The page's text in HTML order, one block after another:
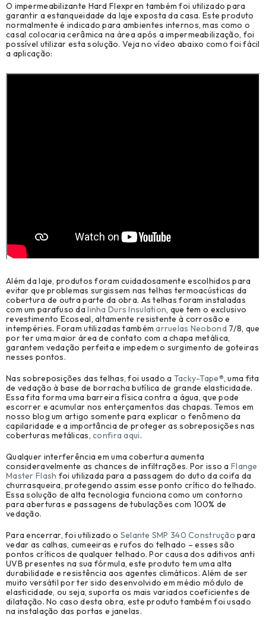
O impermeabilizante Hard Flexpren também foi utilizado para
garantir a estanqueidade da laje exposta da casa. Este produto
normalmente é indicado para ambientes internos, mas como o
casal colocaria cerâmica na área após a impermeabilização, foi
possível utilizar esta solução. Veja no vídeo abaixo como foi fácil
a aplicação:
Além da laje, produtos foram cuidadosamente escolhidos para
evitar que problemas surgissem nas telhas termoacústicas da
cobertura de outra parte da obra. As telhas foram instaladas
com um parafuso dalinha Durs Insulation, que tem o exclusivo
revestimento Ecoseal, altamente resistente à corrosão e
intempéries. Foram utilizadas tambémarruelas Neobond 7/8, que
por ter uma maior área de contato com a chapa metálica,
garantem vedação perfeita e impedem o surgimento de goteiras
nesses pontos.
Nas sobreposições das telhas, foi usado a Tacky-Tape®, uma fita
de vedação à base de borracha butílica de grande elasticidade.
Essa fita forma uma barreira física contra a água, que pode
escorrer e acumular nos enterçamentos das chapas. Temos em
nosso blog um artigo somente para explicar o fenômeno da
capilaridade e a importância de proteger as sobreposições nas
coberturas metálicas,confira aqui.
Qualquer interferência em uma cobertura aumenta
consideravelmente as chances de infiltrações. Por isso a Flange
Master Flash foi utilizada para a passagem do duto da coifa da
churrasqueira, protegendo assim esse ponto crítico do telhado.
Essa solução de alta tecnologia funciona como um contorno
para aberturas e passagens de tubulações com 100% de
vedação.
Para encerrar, foi utilizado o Selante SMP 340 Construção para
vedar as calhas, cumeeiras e rufos do telhado – esses são
pontos críticos de qualquer telhado. Por causa dos aditivos anti
UVB presentes na sua fórmula, este produto tem uma alta
durabilidade e resistência aos agentes climáticos. Além de ser
muito versátil por ter sido desenvolvido em médio módulo de
elasticidade, ou seja, suporta os mais variados coeficientes de
dilatação. No caso desta obra, este produto também foi usado
na instalação das portas e janelas.